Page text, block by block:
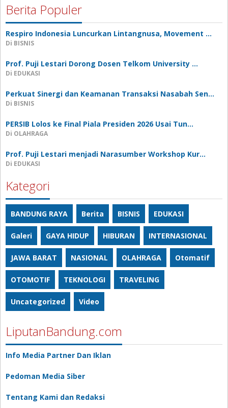
Berita Populer
Respiro Indonesia Luncurkan Lintangnusa, Movement …
Di BISNIS
Prof. Puji Lestari Dorong Dosen Telkom University …
Di EDUKASI
Perkuat Sinergi dan Keamanan Transaksi Nasabah Sen…
Di BISNIS
PERSIB Lolos ke Final Piala Presiden 2026 Usai Tun…
Di OLAHRAGA
Prof. Puji Lestari menjadi Narasumber Workshop Kur…
Di EDUKASI
Kategori
BANDUNG RAYA Berita BISNIS EDUKASI
Galeri GAYA HIDUP HIBURAN INTERNASIONAL
JAWA BARAT NASIONAL OLAHRAGA Otomatif
OTOMOTIF TEKNOLOGI TRAVELING
Uncategorized Video
LiputanBandung.com
Info Media Partner Dan Iklan
Pedoman Media Siber
Tentang Kami dan Redaksi